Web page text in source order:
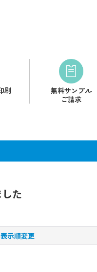
刷
無料サンプル
ご請求
た
表示順変更